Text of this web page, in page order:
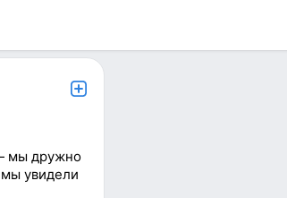
мы дружно
увидели